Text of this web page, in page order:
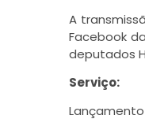
A
Facebook
deputados
Serviço: